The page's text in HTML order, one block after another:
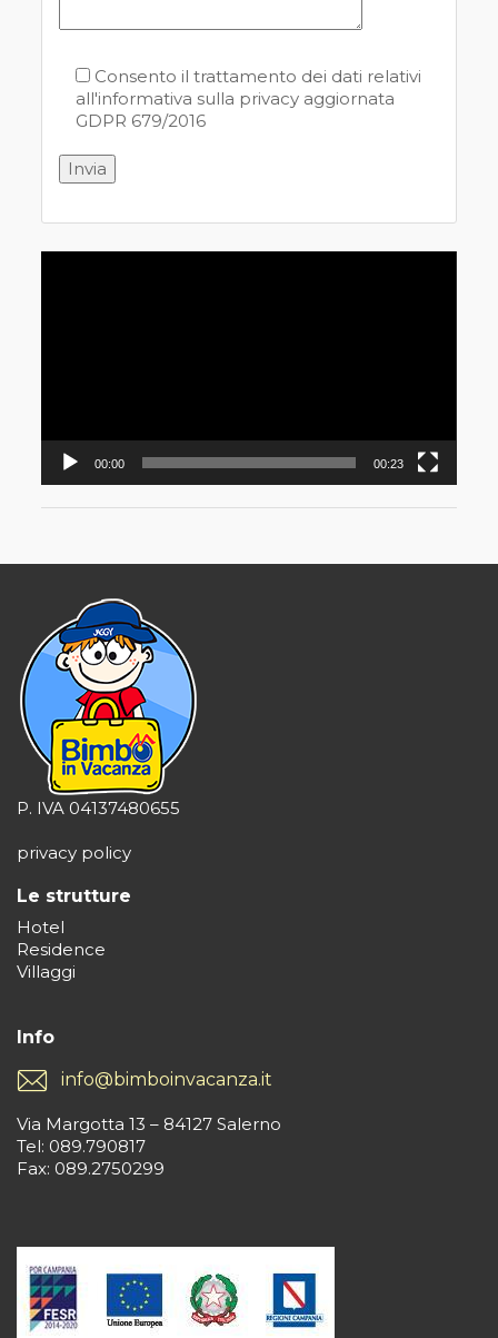
Consento il trattamento dei dati relativi
all'informativa sulla privacy aggiornata
GDPR 679/2016
00:00 00:23
P. IVA 04137480655
privacy policy
Le strutture
Hotel
Residence
Villaggi
Info
info@bimboinvacanza.it
Via Margotta 13 – 84127 Salerno
Tel: 089.790817
Fax: 089.2750299